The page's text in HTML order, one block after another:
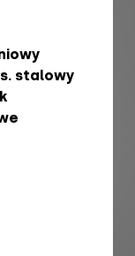
stalowy